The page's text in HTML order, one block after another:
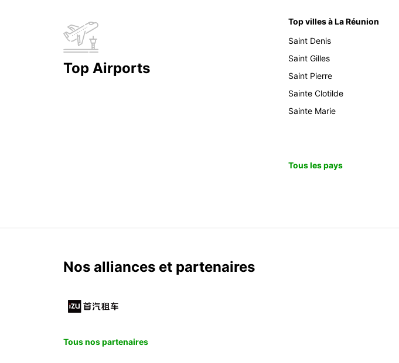
Top Airports
Top villes à La Réunion
Saint Denis
Saint Gilles
Saint Pierre
Sainte Clotilde
Sainte Marie
Tous les pays
Nos alliances et partenaires
Tous nos partenaires